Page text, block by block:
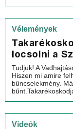
Vélemények
locsolni a
Tudjuk! A
Hiszen mi amire
bűncselekmény.
Videók